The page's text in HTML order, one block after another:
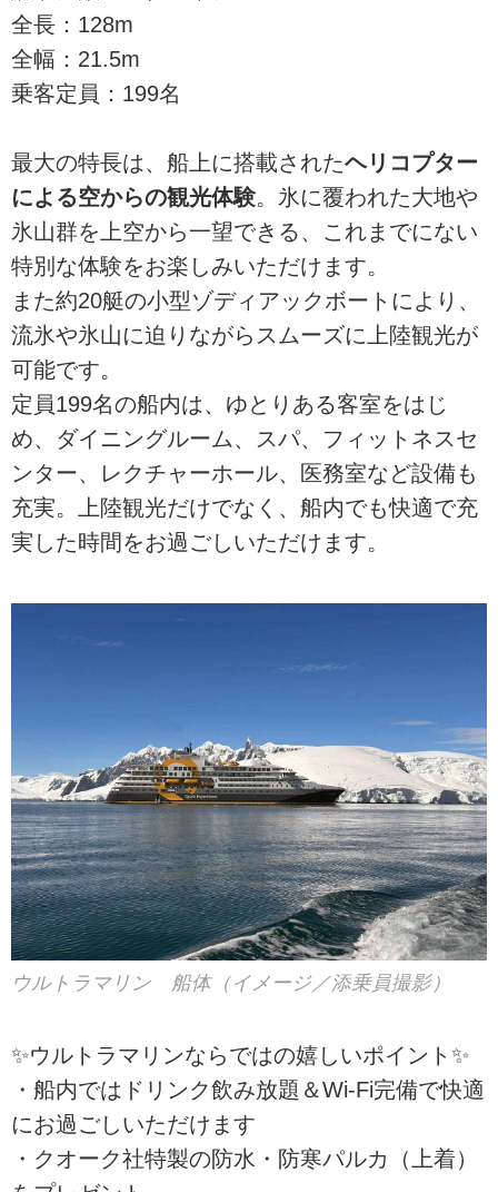
全長：128m
全幅：21.5m
乗客定員：199名
最大の特長は、船上に搭載されたヘリコプター
による空からの観光体験。氷に覆われた大地や
氷山群を上空から一望できる、これまでにない
特別な体験をお楽しみいただけます。
また約20艇の小型ゾディアックボートにより、
流氷や氷山に迫りながらスムーズに上陸観光が
可能です。
定員199名の船内は、ゆとりある客室をはじ
め、ダイニングルーム、スパ、フィットネスセ
ンター、レクチャーホール、医務室など設備も
充実。上陸観光だけでなく、船内でも快適で充
実した時間をお過ごしいただけます。
ウルトラマリン 船体（イメージ／添乗員撮影）
✨ウルトラマリンならではの嬉しいポイント✨
・船内ではドリンク飲み放題＆Wi-Fi完備で快適
にお過ごしいただけます
・クオーク社特製の防水・防寒パルカ（上着）